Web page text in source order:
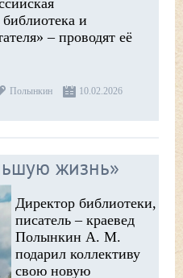
библиотека и
– проводят её
Полынкин
10.02.2026
жизнь»
Директор библиотеки,
писатель – краевед
Полынкин А. М.
подарил коллективу
свою новую